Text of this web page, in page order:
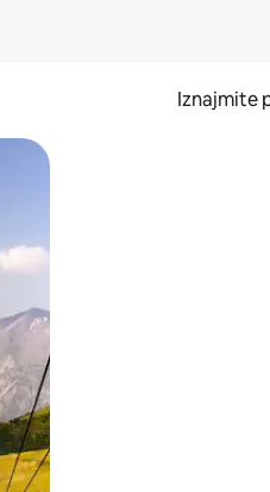
Iznajmite
prstom po zaslonu.